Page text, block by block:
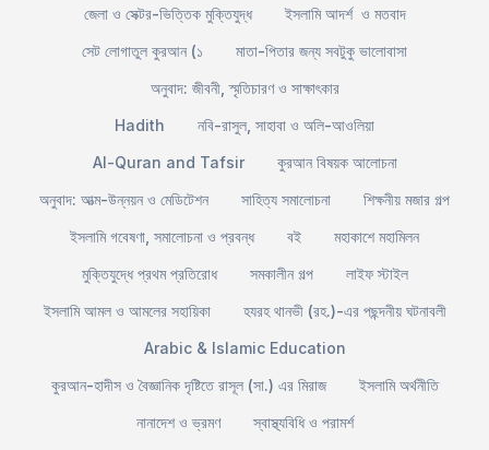
জেলা ও সেক্টর-ভিত্তিক মুক্তিযুদ্ধ
ইসলামি আদর্শ ও মতবাদ
সেট লোগাতুল কুরআন (১
মাতা-পিতার জন্য সবটুকু ভালোবাসা
অনুবাদ: জীবনী, স্মৃতিচারণ ও সাক্ষাৎকার
Hadith
নবি-রাসুল, সাহাবা ও অলি-আওলিয়া
Al-Quran and Tafsir
কুরআন বিষয়ক আলোচনা
অনুবাদ: আত্ম-উন্নয়ন ও মেডিটেশন
সাহিত্য সমালোচনা
শিক্ষনীয় মজার গল্প
ইসলামি গবেষণা, সমালোচনা ও প্রবন্ধ
বই
মহাকাশে মহামিলন
মুক্তিযুদ্ধে প্রথম প্রতিরোধ
সমকালীন গল্প
লাইফ স্টাইল
ইসলামি আমল ও আমলের সহায়িকা
হযরহ থানভী (রহ.)-এর পছন্দনীয় ঘটনাবলী
Arabic & Islamic Education
কুরআন-হাদীস ও বৈজ্ঞানিক দৃষ্টিতে রাসূল (সা.) এর মিরাজ
ইসলামি অর্থনীতি
নানাদেশ ও ভ্রমণ
স্বাস্থ্যবিধি ও পরামর্শ